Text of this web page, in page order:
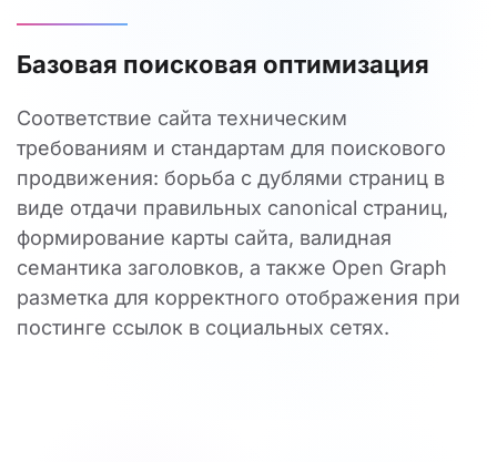
Базовая поисковая оптимизация
Соответствие сайта техническим
требованиям и стандартам для поискового
продвижения: борьба с дублями страниц в
виде отдачи правильных canonical страниц,
формирование карты сайта, валидная
семантика заголовков, а также Open Graph
разметка для корректного отображения при
постинге ссылок в социальных сетях.